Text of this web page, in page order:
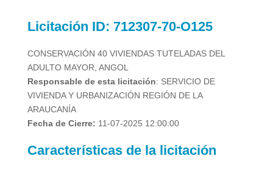
Licitación ID: 712307-70-O125
CONSERVACIÓN 40 VIVIENDAS TUTELADAS DEL
ADULTO MAYOR, ANGOL
Responsable de esta licitación: SERVICIO DE
VIVIENDA Y URBANIZACIÓN REGIÓN DE LA
ARAUCANÍA
Fecha de Cierre: 11-07-2025 12:00:00
Características de la licitación